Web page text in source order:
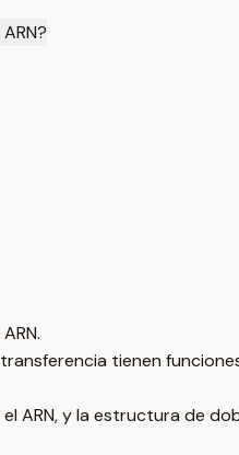
tienen
ARN, y la estructura de